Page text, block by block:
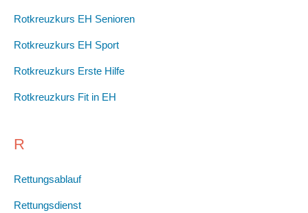
Rotkreuzkurs EH Senioren
Rotkreuzkurs EH Sport
Rotkreuzkurs Erste Hilfe
Rotkreuzkurs Fit in EH
R
Rettungsablauf
Rettungsdienst